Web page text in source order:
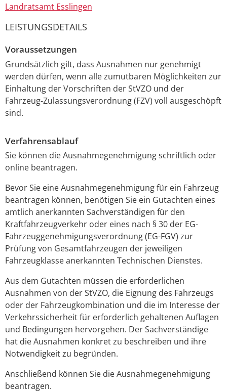
Landratsamt Esslingen
LEISTUNGSDETAILS
Voraussetzungen
Grundsätzlich gilt, dass Ausnahmen nur genehmigt
werden dürfen, wenn alle zumutbaren Möglichkeiten zur
Einhaltung der Vorschriften der StVZO und der
Fahrzeug-Zulassungsverordnung (FZV) voll ausgeschöpft
sind.
Verfahrensablauf
Sie können die Ausnahmegenehmigung schriftlich oder
online beantragen.
Bevor Sie eine Ausnahmegenehmigung für ein Fahrzeug
beantragen können, benötigen Sie ein Gutachten eines
amtlich anerkannten Sachverständigen für den
Kraftfahrzeugverkehr oder eines nach § 30 der EG-
Fahrzeuggenehmigungsverordnung (EG-FGV) zur
Prüfung von Gesamtfahrzeugen der jeweiligen
Fahrzeugklasse anerkannten Technischen Dienstes.
Aus dem Gutachten müssen die erforderlichen
Ausnahmen von der StVZO, die Eignung des Fahrzeugs
oder der Fahrzeugkombination und die im Interesse der
Verkehrssicherheit für erforderlich gehaltenen Auflagen
und Bedingungen hervorgehen. Der Sachverständige
hat die Ausnahmen konkret zu beschreiben und ihre
Notwendigkeit zu begründen.
Anschließend können Sie die Ausnahmegenehmigung
beantragen.